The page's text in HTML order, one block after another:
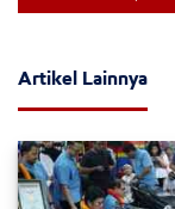
Artikel Lainnya